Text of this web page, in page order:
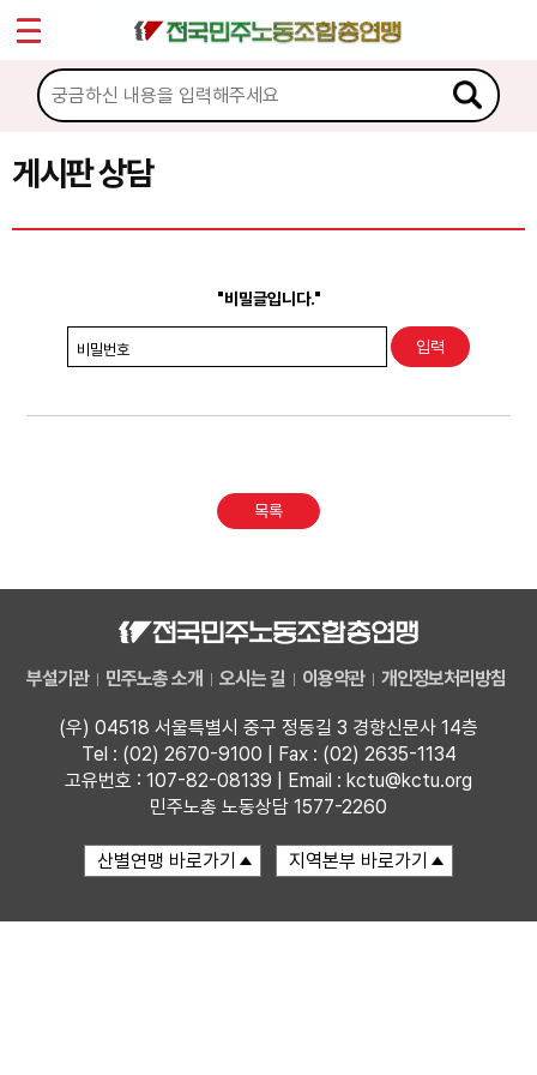
게시판 상담
"비밀글입니다."
비밀번호
목록
부설기관 민주노총 소개 오시는 길 이용약관 개인정보처리방침
(우) 04518 서울특별시 중구 정동길 3 경향신문사 14층
Tel : (02) 2670-9100 | Fax : (02) 2635-1134
고유번호 : 107-82-08139 | Email : kctu@kctu.org
민주노총 노동상담 1577-2260
마이페이지
소개
소식
노동상담
권리찾기수첩 검색
찾아보기
Sketchbook5, 스케치북5
Sketchbook5, 스케치북5